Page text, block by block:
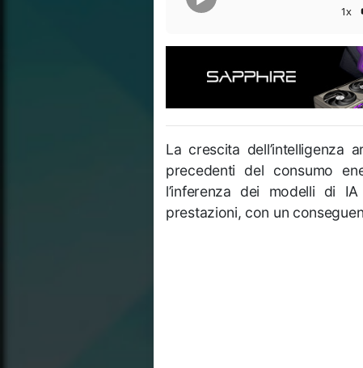
1x
La crescita dell’intelligenza
precedenti del consumo
l’inferenza dei modelli di
prestazioni, con un